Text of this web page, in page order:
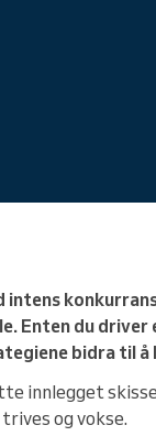
intens
Enten du
bidra til
innlegget
og vokse.